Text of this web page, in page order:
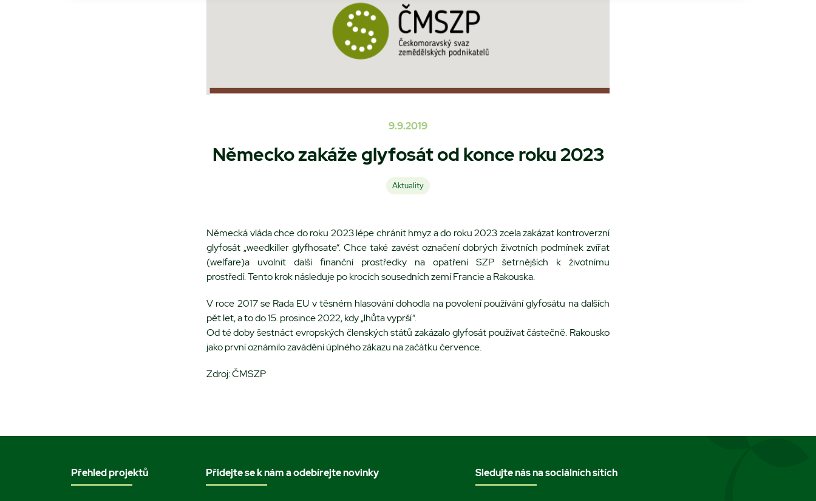
9.9.2019
Německo zakáže glyfosát od konce roku 2023
Aktuality
Německá vláda chce do roku 2023 lépe chránit hmyz a do roku 2023 zcela zakázat kontroverzní
glyfosát „weedkiller glyfhosate“. Chce také zavést označení dobrých životních podmínek zvířat
(welfare)a uvolnit další finanční prostředky na opatření SZP šetrnějších k životnímu
prostředí.Tento krok následuje po krocích sousedních zemí Francie a Rakouska.
V roce 2017 se Rada EU v těsném hlasování dohodla na povolení používání glyfosátu na dalších
pět let, a to do 15. prosince 2022, kdy „lhůta vyprší“.
Od té doby šestnáct evropských členských států zakázalo glyfosát používat částečně. Rakousko
jako první oznámilo zavádění úplného zákazu na začátku července.
Zdroj: ČMSZP
Přehled projektů Přidejte se k nám a odebírejte novinky Sledujte nás na sociálních sítích